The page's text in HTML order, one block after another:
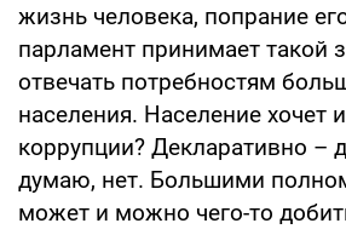
жизнь человека, попрание
парламент принимает такой
отвечать потребностям
населения. Население хочет
коррупции? Декларативно –
думаю, нет. Большими
может и можно чего-то